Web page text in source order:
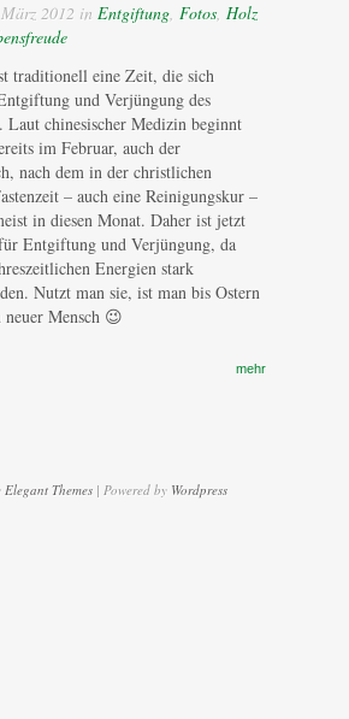
2012 in Entgiftung, Fotos, Holz
traditionell eine Zeit, die sich
und Verjüngung des
Laut chinesischer Medizin beginnt
im Februar, auch der
nach dem in der christlichen
– auch eine Reinigungskur –
in diesen Monat. Daher ist jetzt
Entgiftung und Verjüngung, da
Energien stark
Nutzt man sie, ist man bis Ostern
Mensch 😉
mehr
Elegant Themes| Powered by Wordpress